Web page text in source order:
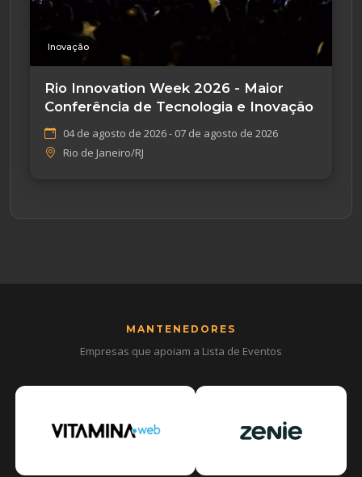
Inovação
Rio Innovation Week 2026 - Maior
Conferência de Tecnologia e Inovação
04 de agosto de 2026 - 07 de agosto de 2026
Rio de Janeiro/RJ
MANTENEDORES
Empresas que apoiam a Lista de Eventos